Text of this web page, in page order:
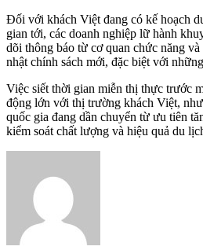
Đối với khách Việt đang có kế hoạch
gian tới, các doanh nghiệp lữ hành
dõi thông báo từ cơ quan chức năng
nhật chính sách mới, đặc biệt với
Việc siết thời gian miễn thị thực trước
động lớn với thị trường khách Việt,
quốc gia đang dần chuyển từ ưu tiên
kiểm soát chất lượng và hiệu quả du